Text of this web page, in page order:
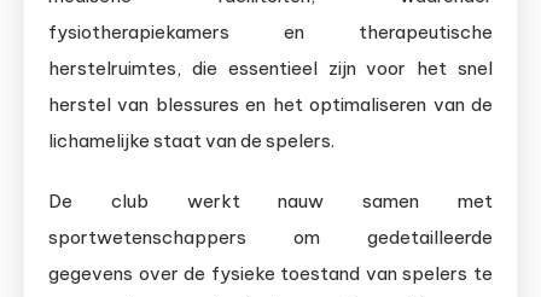
fysiotherapiekamers en therapeutische
herstelruimtes, die essentieel zijn voor het snel
herstel van blessures en het optimaliseren van de
lichamelijke staat van de spelers.
De club werkt nauw samen met
sportwetenschappers om gedetailleerde
gegevens over de fysieke toestand van spelers te